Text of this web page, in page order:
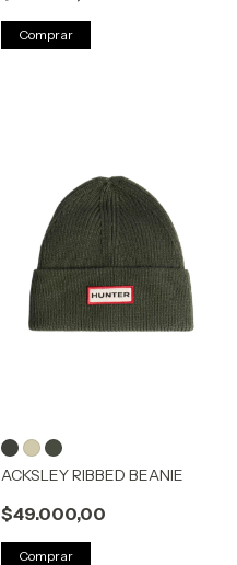
Comprar
ACKSLEY RIBBED BEANIE
$49.000,00
Comprar